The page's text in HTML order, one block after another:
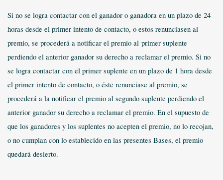
Si no se logra contactar con el ganador o ganadora en un plazo de 24
horas desde el primer intento de contacto, o estos renunciasen al
premio, se procederá a notificar el premio al primer suplente
perdiendo el anterior ganador su derecho a reclamar el premio. Si no
se logra contactar con el primer suplente en un plazo de 1 hora desde
el primer intento de contacto, o éste renunciase al premio, se
procederá a la notificar el premio al segundo suplente perdiendo el
anterior ganador su derecho a reclamar el premio. En el supuesto de
que los ganadores y los suplentes no acepten el premio, no lo recojan,
o no cumplan con lo establecido en las presentes Bases, el premio
quedará desierto.